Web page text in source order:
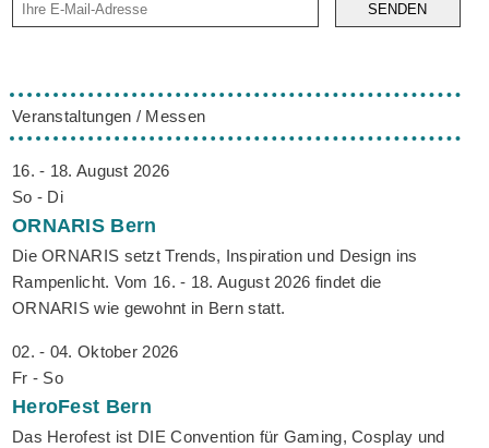
SENDEN
Veranstaltungen / Messen
16. - 18. August 2026
So - Di
ORNARIS Bern
Die ORNARIS setzt Trends, Inspiration und Design ins
Rampenlicht. Vom 16. - 18. August 2026 findet die
ORNARIS wie gewohnt in Bern statt.
02. - 04. Oktober 2026
Fr - So
HeroFest Bern
Das Herofest ist DIE Convention für Gaming, Cosplay und